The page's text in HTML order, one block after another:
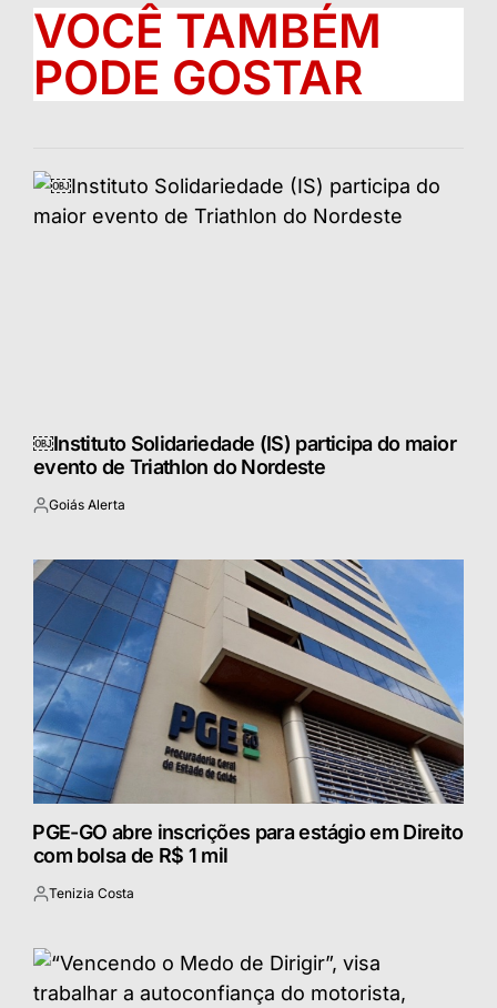
VOCÊ TAMBÉM
PODE GOSTAR
￼Instituto Solidariedade (IS) participa do maior
evento de Triathlon do Nordeste
Postado
Goiás Alerta
⁠PGE-GO abre inscrições para estágio em Direito
com bolsa de R$ 1 mil
Postado
Tenizia Costa